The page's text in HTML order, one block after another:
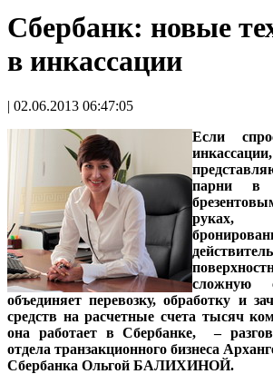
Сбербанк: новые
в инкассации
| 02.06.2013 06:47:05
Если
парни в
руках,
сложную
объединяет перевозку, обработку и
средств на расчетные счета тысяч
она работает в Сбербанке, –
отдела транзакционного бизнеса
Сбербанка Ольгой БАЛИХИНОЙ.